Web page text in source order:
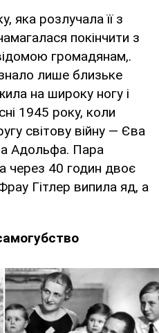
яка розлучала її з
покінчити з
громадянам,.
лише близьке
на широку ногу і
1945 року, коли
світову війну — Єва
Адольфа. Пара
через 40 годин двоє
Гітлер випила яд, а